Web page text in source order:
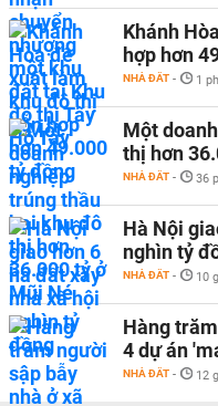
Khánh
hợp hơn
NHÀ ĐẤT - 1
Một
thị hơn
NHÀ ĐẤT - 36
Hà Nội
nghìn tỷ
NHÀ ĐẤT - 10
Hàng
4 dự án
NHÀ ĐẤT - 12